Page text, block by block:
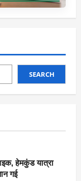
SEARCH
हेमकुंड यात्रा
गई